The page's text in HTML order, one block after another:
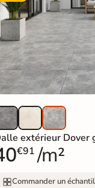
extérieur Dover
€91 /m²
Commander un